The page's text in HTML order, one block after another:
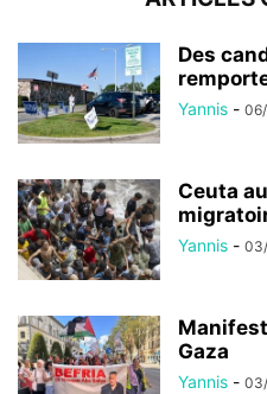
Des
Yannis -
Ceuta
Yannis -
Gaza
Yannis -